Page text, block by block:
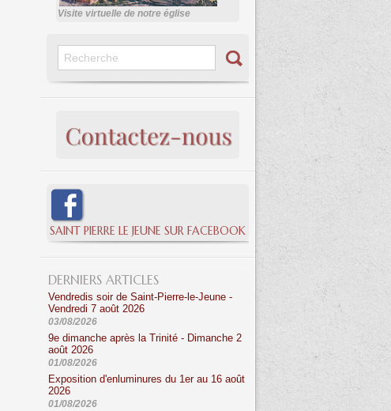
Visite virtuelle de notre église
SAINT PIERRE LE JEUNE SUR FACEBOOK
DERNIERS ARTICLES
Vendredis soir de Saint-Pierre-le-Jeune -
Vendredi 7 août 2026
03/08/2026
9e dimanche après la Trinité - Dimanche 2
août 2026
01/08/2026
Exposition d'enluminures du 1er au 16 août
2026
01/08/2026